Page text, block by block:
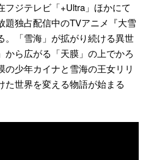
フジテレビ「+Ultra」ほかにて
題独占配信中のTVアニメ『大雪
。「雪海」が拡がり続ける異世
から広がる「天膜」の上でかろ
の少年カイナと雪海の王女リリ
た世界を変える物語が始まる